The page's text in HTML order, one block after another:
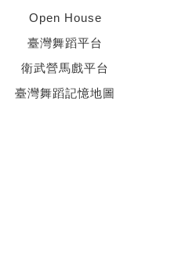
Open House
臺灣舞蹈平台
衛武營馬戲平台
臺灣舞蹈記憶地圖